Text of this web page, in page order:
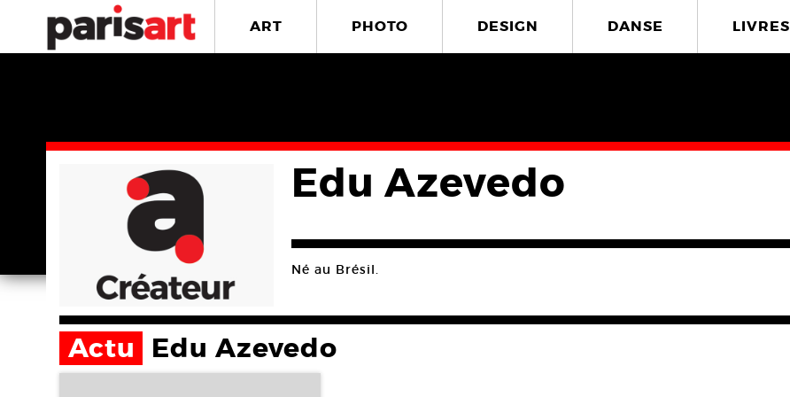
ART PHOTO DESIGN DANSE LIVRES
Edu Azevedo
Né au Brésil.
Actu Edu Azevedo